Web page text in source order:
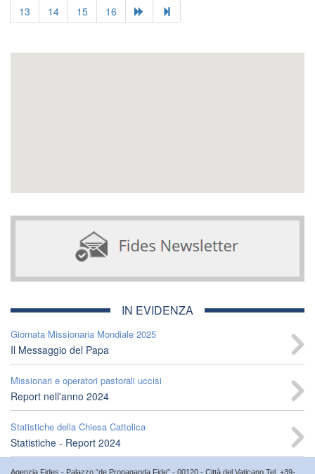
13
14 15 16
IN EVIDENZA
Giornata Missionaria Mondiale 2025
Il Messaggio del Papa
Missionari e operatori pastorali uccisi
Report nell'anno 2024
Statistiche della Chiesa Cattolica
Statistiche - Report 2024
Agenzia Fides - Palazzo “de Propaganda Fide” - 00120 - Città del Vaticano Tel. +39-